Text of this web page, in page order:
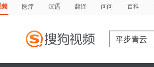
频 医疗 汉语 翻译 问问 百科